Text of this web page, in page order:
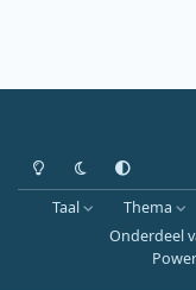
Heldere modus
Donkere modus
Taal Thema
Onderdeel